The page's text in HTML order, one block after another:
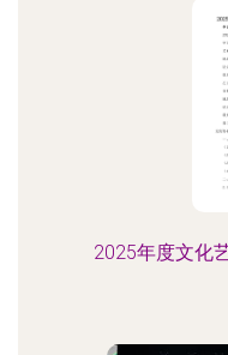
2025年度文化